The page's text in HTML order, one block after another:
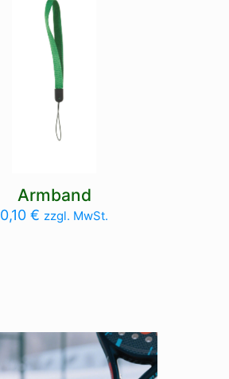
Armband
0,10€ zzgl. MwSt.